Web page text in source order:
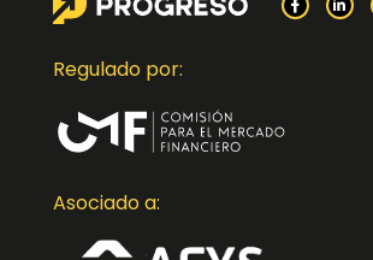
Regulado por:
Asociado a: